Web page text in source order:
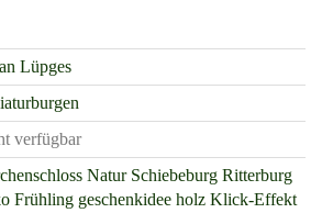
Lüpges
verfügbar
Natur Schiebeburg Ritterburg
Frühling geschenkidee holz Klick-Effekt